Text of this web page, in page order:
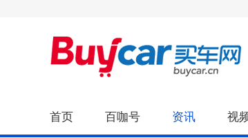
首页 百咖号 资讯 视